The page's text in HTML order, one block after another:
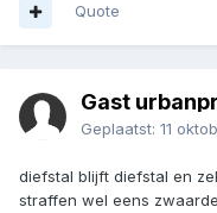
Quote
Gast
Geplaatst: 11
diefstal blijft diefstal en
straffen wel eens